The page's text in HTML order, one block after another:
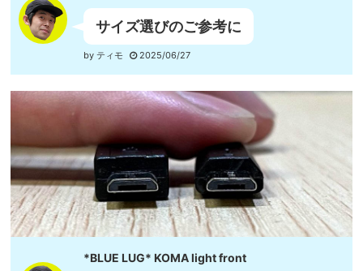
縫製チームサイズ選びのご参考に
by ティモ 2025/06/27
*BLUE LUG* KOMA light front